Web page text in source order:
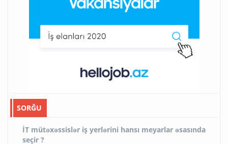
SORĞU
İT mütəxəssislər iş yerlərini hansı meyarlar əsasında
seçir ?